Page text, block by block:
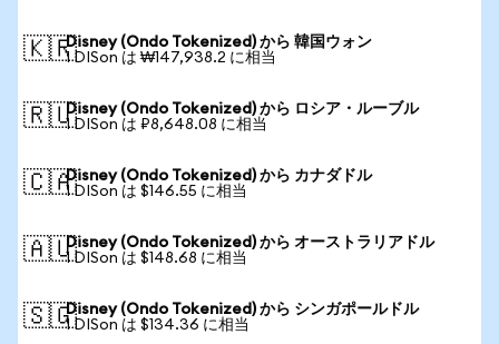
🇰🇷Disney (Ondo Tokenized) から 韓国ウォン
1 DISon は ₩147,938.2 に相当
🇷🇺Disney (Ondo Tokenized) から ロシア・ルーブル
1 DISon は ₽8,648.08 に相当
🇨🇦Disney (Ondo Tokenized) から カナダドル
1 DISon は $146.55 に相当
🇦🇺Disney (Ondo Tokenized) から オーストラリアドル
1 DISon は $148.68 に相当
🇸🇬Disney (Ondo Tokenized) から シンガポールドル
1 DISon は $134.36 に相当